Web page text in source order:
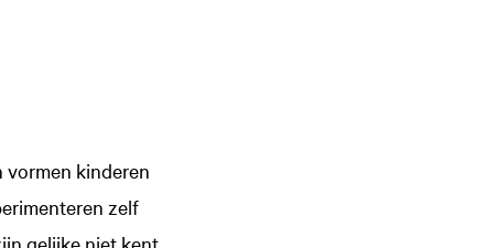
vormen kinderen
zelf